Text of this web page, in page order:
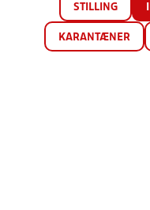
STILLING
KARANTÆNER